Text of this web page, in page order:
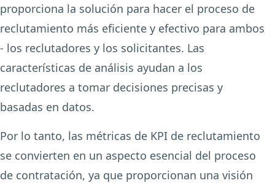
proporciona la solución para hacer el proceso de
reclutamiento más eficiente y efectivo para ambos
- los reclutadores y los solicitantes. Las
características de análisis ayudan a los
reclutadores a tomar decisiones precisas y
basadas en datos.
Por lo tanto, las métricas de KPI de reclutamiento
se convierten en un aspecto esencial del proceso
de contratación, ya que proporcionan una visión